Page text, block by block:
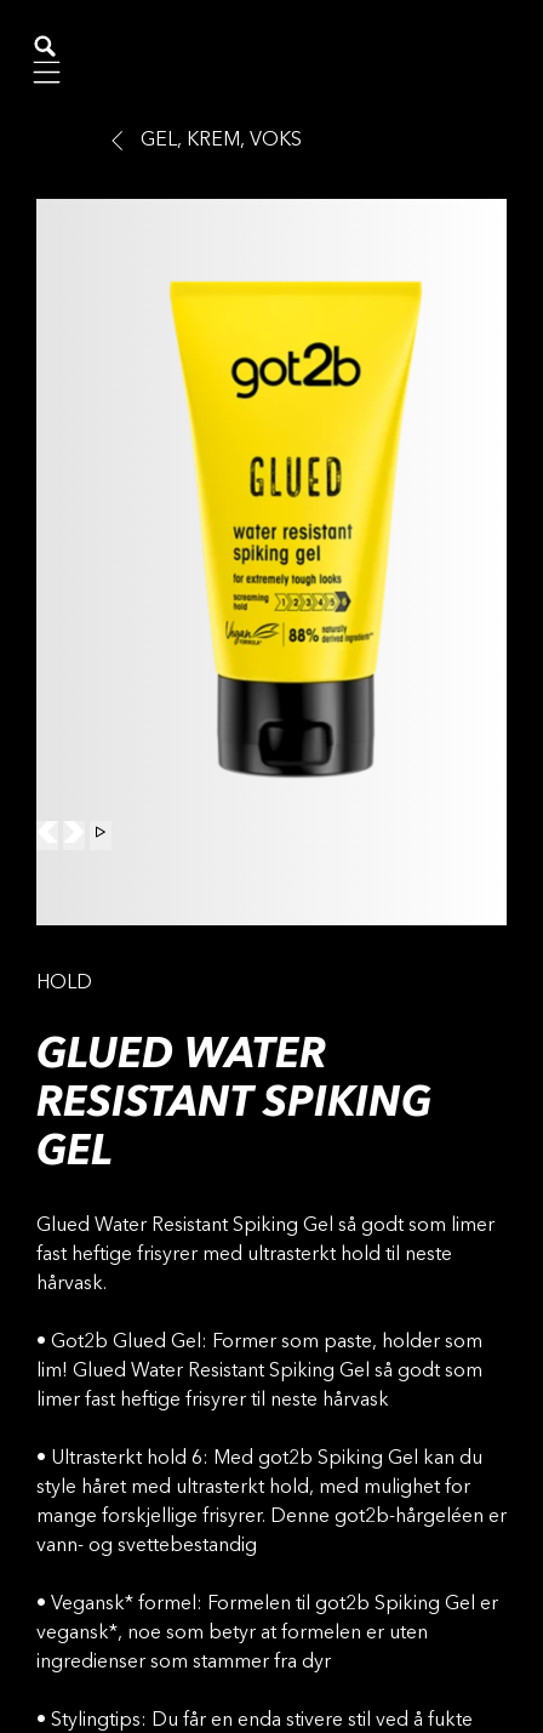
Mobile navigation
GEL, KREM, VOKS
HOLD
GLUED WATER
RESISTANT SPIKING
GEL
Glued Water Resistant Spiking Gel så godt som limer
fast heftige frisyrer med ultrasterkt hold til neste
hårvask.
• Got2b Glued Gel: Former som paste, holder som
lim! Glued Water Resistant Spiking Gel så godt som
limer fast heftige frisyrer til neste hårvask
• Ultrasterkt hold 6: Med got2b Spiking Gel kan du
style håret med ultrasterkt hold, med mulighet for
mange forskjellige frisyrer. Denne got2b-hårgeléen er
vann- og svettebestandig
• Vegansk* formel: Formelen til got2b Spiking Gel er
vegansk*, noe som betyr at formelen er uten
ingredienser som stammer fra dyr
• Stylingtips: Du får en enda stivere stil ved å fukte